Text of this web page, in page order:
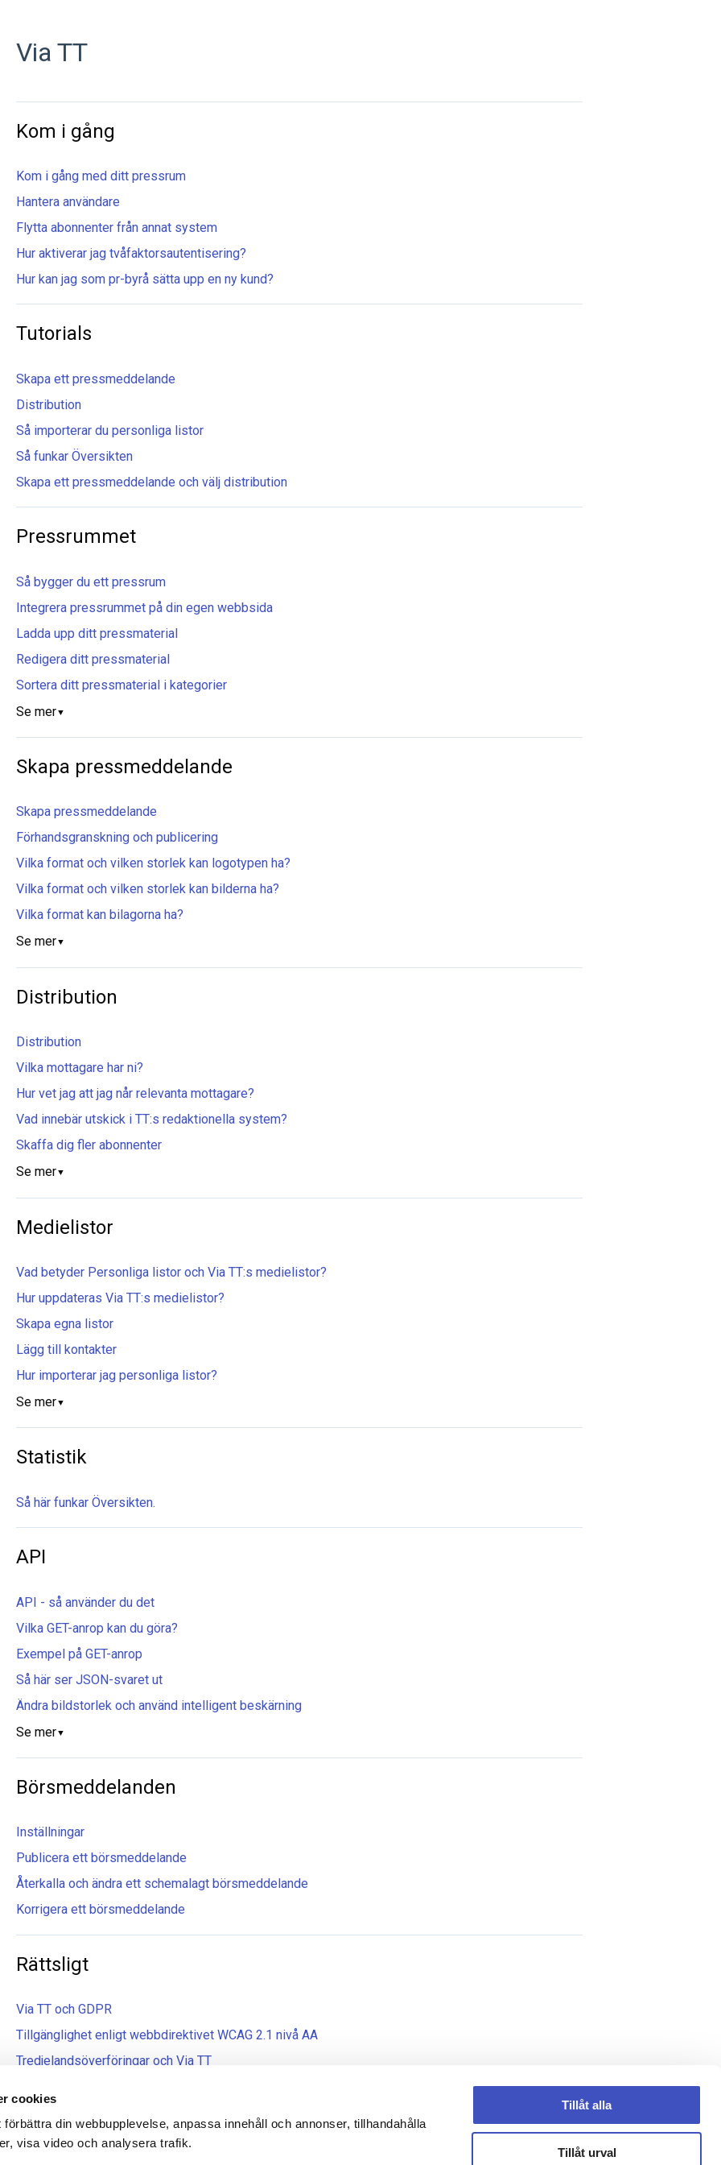
cookies
din webbupplevelse, anpassa innehåll och annonser, tillhandahålla
visa video och analysera trafik.
Tillåt alla
Tillåt urval
Via TT
Kom i gång
Kom i gång med ditt pressrum
Hantera användare
Flytta abonnenter från annat system
Hur aktiverar jag tvåfaktorsautentisering?
Hur kan jag som pr-byrå sätta upp en ny kund?
Tutorials
Skapa ett pressmeddelande
Distribution
Så importerar du personliga listor
Så funkar Översikten
Skapa ett pressmeddelande och välj distribution
Pressrummet
Så bygger du ett pressrum
Integrera pressrummet på din egen webbsida
Ladda upp ditt pressmaterial
Redigera ditt pressmaterial
Sortera ditt pressmaterial i kategorier
Se mer▼
Skapa pressmeddelande
Skapa pressmeddelande
Förhandsgranskning och publicering
Vilka format och vilken storlek kan logotypen ha?
Vilka format och vilken storlek kan bilderna ha?
Vilka format kan bilagorna ha?
Se mer▼
Distribution
Distribution
Vilka mottagare har ni?
Hur vet jag att jag når relevanta mottagare?
Vad innebär utskick i TT:s redaktionella system?
Skaffa dig fler abonnenter
Se mer▼
Medielistor
Vad betyder Personliga listor och Via TT:s medielistor?
Hur uppdateras Via TT:s medielistor?
Skapa egna listor
Lägg till kontakter
Hur importerar jag personliga listor?
Se mer▼
Statistik
Så här funkar Översikten.
API
API - så använder du det
Vilka GET-anrop kan du göra?
Exempel på GET-anrop
Så här ser JSON-svaret ut
Ändra bildstorlek och använd intelligent beskärning
Se mer▼
Börsmeddelanden
Inställningar
Publicera ett börsmeddelande
Återkalla och ändra ett schemalagt börsmeddelande
Korrigera ett börsmeddelande
Rättsligt
Via TT och GDPR
Tillgänglighet enligt webbdirektivet WCAG 2.1 nivå AA
Tredjelandsöverföringar och Via TT